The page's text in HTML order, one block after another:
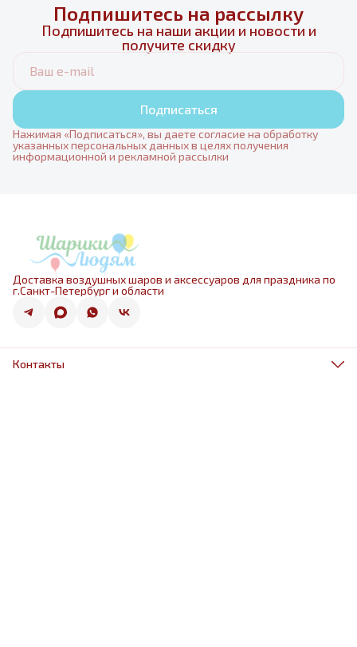
Подпишитесь на рассылку
Подпишитесь на наши акции и новости и
получите скидку
Подписаться
Нажимая «Подписаться», вы даете согласие на обработку
указанных персональных данных в целях получения
информационной и рекламной рассылки
Доставка воздушных шаров и аксессуаров для праздника по
г.Санкт-Петербург и области
Контакты